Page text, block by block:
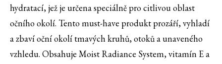
hydratací, jež je určena speciálně pro citlivou oblast
očního okolí. Tento must-have produkt prozáří, vyhladí
a zbaví oční okolí tmavých kruhů, otoků a unaveného
vzhledu. Obsahuje Moist Radiance System, vitamín E a